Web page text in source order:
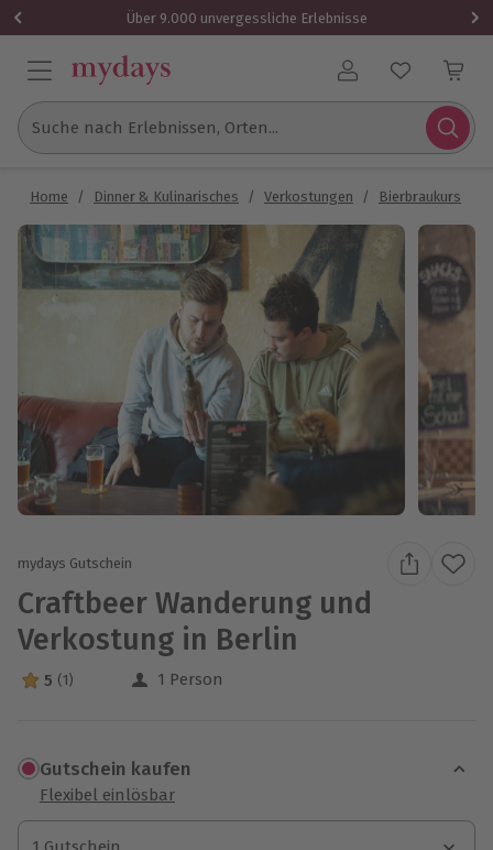
Über 9.000 unvergessliche Erlebnisse
Benutzerkonto
Suche nach Erlebnissen, Orten...
Home / Dinner & Kulinarisches / Verkostungen / Bierbraukurs
mydays Gutschein
Craftbeer Wanderung und
Verkostung in Berlin
5 Sterne von 5 aus 1 Bewertungen
5 (1) 1 Person
Gutschein kaufen
Flexibel einlösbar
1 Gutschein